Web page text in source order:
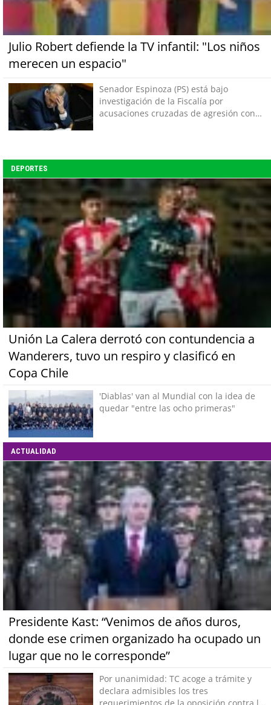
Julio Robert defiende la TV infantil: "Los niños
merecen un espacio"
Senador Espinoza (PS) está bajo
investigación de la Fiscalía por
acusaciones cruzadas de agresión con
DEPORTES
Unión La Calera derrotó con contundencia a
Wanderers, tuvo un respiro y clasificó en
Copa Chile
'Diablas' van al Mundial con la idea de
quedar "entre las ocho primeras"
ACTUALIDAD
Presidente Kast: “Venimos de años duros,
donde ese crimen organizado ha ocupado un
lugar que no le corresponde”
Por unanimidad: TC acoge a trámite y
declara admisibles los tres